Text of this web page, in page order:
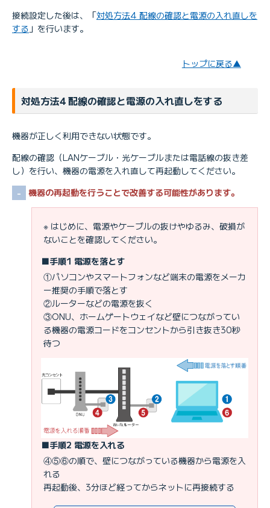
接続設定した後は、「対処方法4 配線の確認と電源の入れ直しを
する 」を行います。
トップに戻る▲
対処方法4 配線の確認と電源の入れ直しをする
機器が正しく利用できない状態です。
配線の確認（LANケーブル・光ケーブルまたは電話線の抜き差
し）を行い、機器の電源を入れ直して再起動してください。
機器の再起動を行うことで改善する可能性があります。
※ はじめに、電源やケーブルの抜けやゆるみ、破損が
ないことを確認してください。
■手順1 電源を落とす
①パソコンやスマートフォンなど端末の電源をメーカ
ー推奨の手順で落とす
②ルーターなどの電源を抜く
③ONU、ホームゲートウェイなど壁につながってい
る機器の電源コードをコンセントから引き抜き30秒
待つ
■手順2 電源を入れる
④⑤⑥の順で、壁につながっている機器から電源を入
れる
再起動後、3分ほど経ってからネットに再接続する